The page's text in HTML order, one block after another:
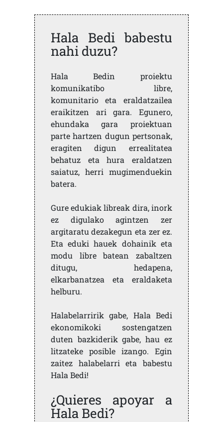
Hala Bedi babestu
nahi duzu?
Hala Bedin proiektu
komunikatibo libre,
komunitario eta eraldatzailea
eraikitzen ari gara. Egunero,
ehundaka gara proiektuan
parte hartzen dugun pertsonak,
eragiten digun errealitatea
behatuz eta hura eraldatzen
saiatuz, herri mugimenduekin
batera.
Gure edukiak libreak dira, inork
ez digulako agintzen zer
argitaratu dezakegun eta zer ez.
Eta eduki hauek dohainik eta
modu libre batean zabaltzen
ditugu, hedapena,
elkarbanatzea eta eraldaketa
helburu.
Halabelarririk gabe, Hala Bedi
ekonomikoki sostengatzen
duten bazkiderik gabe, hau ez
litzateke posible izango. Egin
zaitez halabelarri eta babestu
Hala Bedi!
¿Quieres apoyar a
Hala Bedi?